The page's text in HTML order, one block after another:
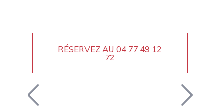
RÉSERVEZ AU04 77 49 12
72